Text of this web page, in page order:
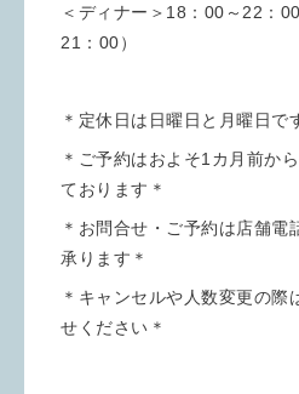
＜ディナー＞18：00～22：
21：00）
＊定休日は日曜日と月曜日で
＊ご予約はおよそ1カ月前か
ております＊
＊お問合せ・ご予約は店舗
承ります＊
＊キャンセルや人数変更の際
せください＊